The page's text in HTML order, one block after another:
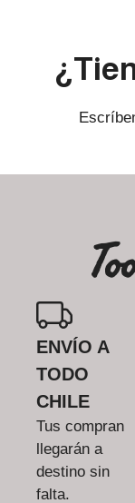
ENVÍO A
TODO
CHILE
Tus compran
llegarán a
destino sin
falta.